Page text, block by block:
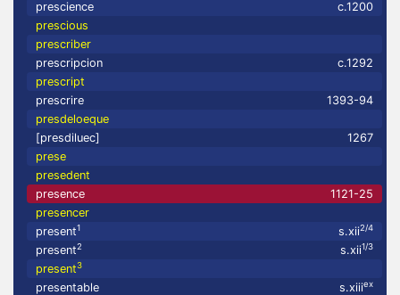
prescience
c.1200
prescious
prescriber
prescripcion
c.1292
prescript
prescrire
1393-94
presdeloeque
[presdiluec]
1267
prese
presedent
presence
1121-25
presencer
present1 s.xii2/4
present2 s.xii1/3
present3
presentable s.xiiiex